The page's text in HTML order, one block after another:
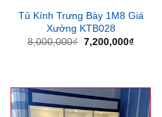
Tủ Kính Trưng Bày 1M8 Giá
Xưởng KTB028
8,000,000₫ Giá
7,200,000₫Giá